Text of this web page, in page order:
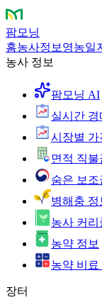
팜모닝
홈농사정보 영농일
농사 정보
팜모닝 AI
실시간 경
시장별 가
면적 직불
숨은 보조
병해충 정
농사 커리
농약 정보
농약 비료
장터